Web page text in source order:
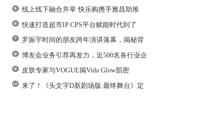
线上线下融合并举 快乐购携手雅昌助推
快速打造超市IP CPS平台赋能时代到了
罗振宇时间的朋友跨年演讲落幕，揭秘背
博友会业务引荐再发力，近500名各行业企
皮肤专家与VOGUE揭Vida Glow肌密
来了！《头文字D新剧场版:最终舞台》定